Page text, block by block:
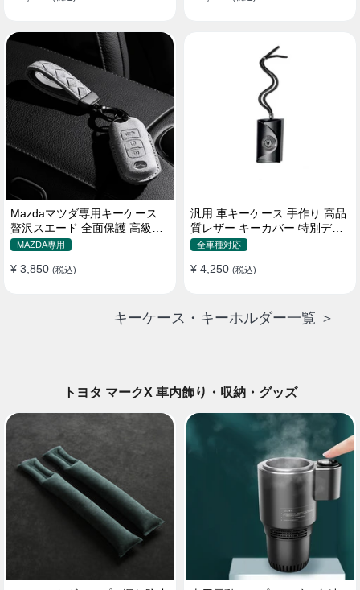
Mazdaマツダ専用キーケース
贅沢スエード 全面保護 高級触
感キーカバー キーホルダー
MAZDA専用
¥ 3,850 (税込)
汎用 車キーケース 手作り 高品
質レザー キーカバー 特別デザ
イン 手触りいい
全車種対応
¥ 4,250 (税込)
キーケース・キーホルダー一覧 ＞
トヨタ マークX 車内飾り・収納・グッズ